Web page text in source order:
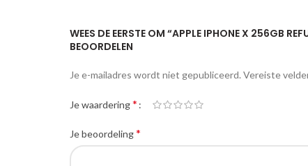
WEES DE EERSTE OM “APPLE IPHONE X 256GB
BEOORDELEN
Je e-mailadres wordt niet gepubliceerd. Vereiste
Je waardering*
Je beoordeling*